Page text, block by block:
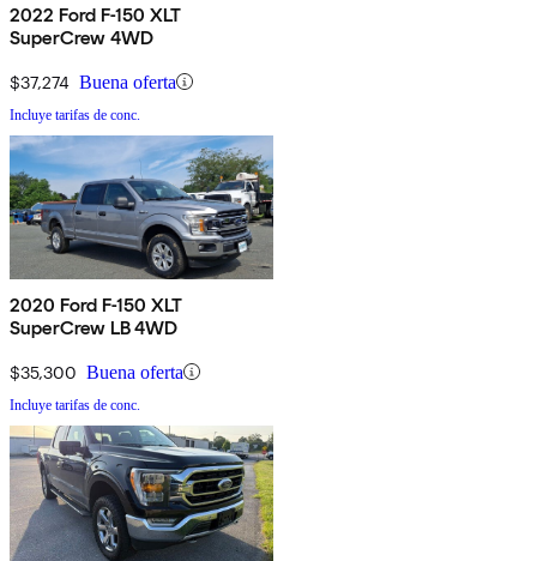
2022 Ford F-150 XLT
SuperCrew 4WD
$37,274 Buena oferta
Incluye tarifas de conc.
2020 Ford F-150 XLT
SuperCrew LB 4WD
$35,300 Buena oferta
Incluye tarifas de conc.